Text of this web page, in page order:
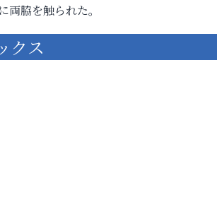
両脇を触られた。
クス